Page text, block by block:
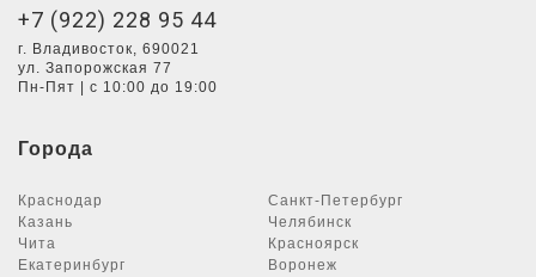
+7 (922) 228 95 44
г. Владивосток, 690021
ул. Запорожская 77
Пн-Пят | с 10:00 до 19:00
Города
Краснодар
Санкт-Петербург
Казань
Челябинск
Чита
Красноярск
Екатеринбург
Воронеж